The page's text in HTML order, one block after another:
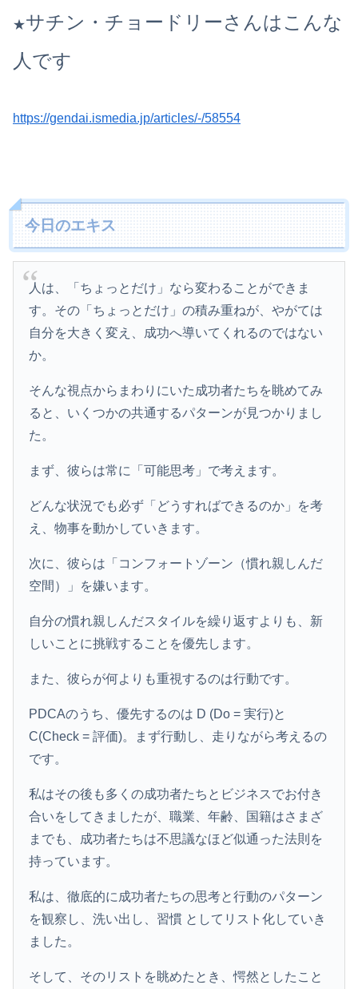
★サチン・チョードリーさんはこんな
人です
https://gendai.ismedia.jp/articles/-/58554
今日のエキス
人は、「ちょっとだけ」なら変わることができま
す。その「ちょっとだけ」の積み重ねが、やがては
自分を大きく変え、成功へ導いてくれるのではない
か。
そんな視点からまわりにいた成功者たちを眺めてみ
ると、いくつかの共通するパターンが見つかりまし
た。
まず、彼らは常に「可能思考」で考えます。
どんな状況でも必ず「どうすればできるのか」を考
え、物事を動かしていきます。
次に、彼らは「コンフォートゾーン（慣れ親しんだ
空間）」を嫌います。
自分の慣れ親しんだスタイルを繰り返すよりも、新
しいことに挑戦することを優先します。
また、彼らが何よりも重視するのは行動です。
PDCAのうち、優先するのは D (Do = 実行)と
C(Check = 評価)。まず行動し、走りながら考えるの
です。
私はその後も多くの成功者たちとビジネスでお付き
合いをしてきましたが、職業、年齢、国籍はさまざ
までも、成功者たちは不思議なほど似通った法則を
持っています。
私は、徹底的に成功者たちの思考と行動のパターン
を観察し、洗い出し、習慣 としてリスト化していき
ました。
そして、そのリストを眺めたとき、愕然としたこと